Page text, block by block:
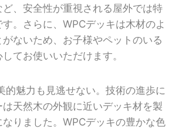
、安全性が重視される屋外では特
。さらに、WPCデッキは木材のよ
がないため、お子様やペットのいる
てお使いいただけます。
的魅力も見逃せない。技術の進歩に
は天然木の外観に近いデッキ材を製
りました。WPCデッキの豊かな色